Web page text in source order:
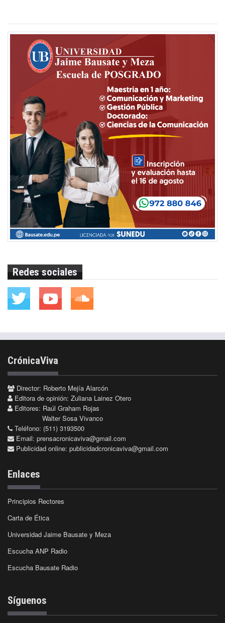
Redes sociales
CrónicaViva
Director: Roberto Mejía Alarcón
Editora de opinión: Zuliana Lainez Otero
Editores: Raúl Graham Rojas
Walter Sosa Vivanco
Teléfono: (511) 3193500
Email: prensacronicaviva@gmail.com
Publicidad online: publicidadcronicaviva@gmail.com
Enlaces
Principios Rectores
Carta de Ética
Universidad Jaime Bausate y Meza
Escucha ANP Radio
Escucha Bausate Radio
Síguenos